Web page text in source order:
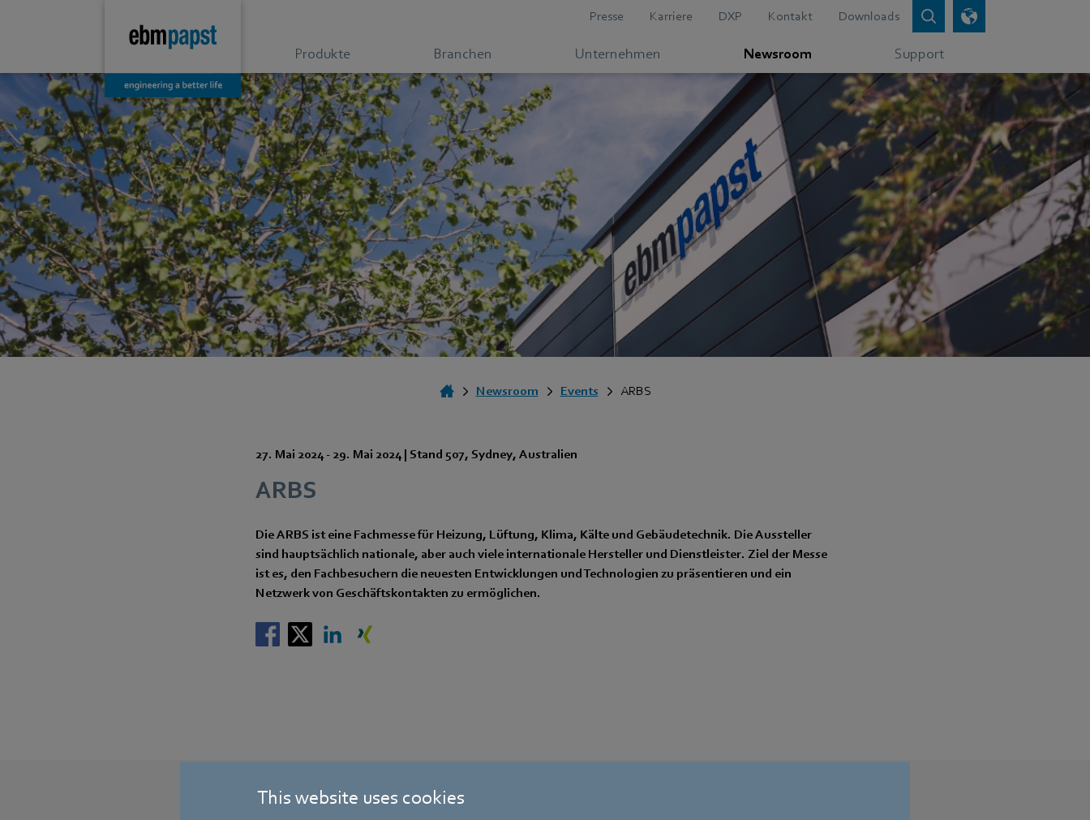
This website uses cookies
Presse Karriere DXP Kontakt Downloads
Produkte Branchen Unternehmen Newsroom Support
Newsroom Events ARBS
27. Mai 2024- 29. Mai 2024| Stand 507, Sydney, Australien
ARBS
Die ARBS ist eine Fachmesse für Heizung, Lüftung, Klima, Kälte und Gebäudetechnik. Die Aussteller
sind hauptsächlich nationale, aber auch viele internationale Hersteller und Dienstleister. Ziel der Messe
ist es, den Fachbesuchern die neuesten Entwicklungen und Technologien zu präsentieren und ein
Netzwerk von Geschäftskontakten zu ermöglichen.